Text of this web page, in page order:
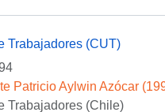
Trabajadores (CUT)
Patricio Aylwin Azócar
Trabajadores (Chile)